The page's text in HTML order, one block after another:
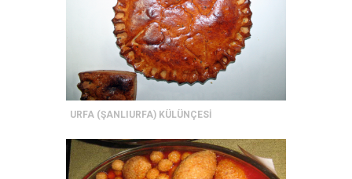
URFA (ŞANLIURFA) KÜLÜNÇESİ